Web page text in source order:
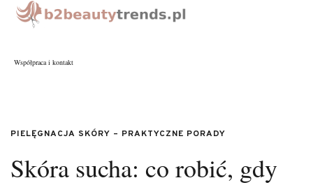
Współpraca i kontakt
PIELĘGNACJA SKÓRY – PRAKTYCZNE PORADY
Skóra sucha: co robić, gdy